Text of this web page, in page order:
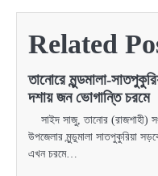
navigation
Related
তানোরে মুন্ডমালা-
দশায় জন ভোগান্তি চরমে
সাইদ সাজু, তানোর (রাজশাহী)
উপজেলার মুন্ডুমালা সাতপুকুরিয়া
এখন চরমে…